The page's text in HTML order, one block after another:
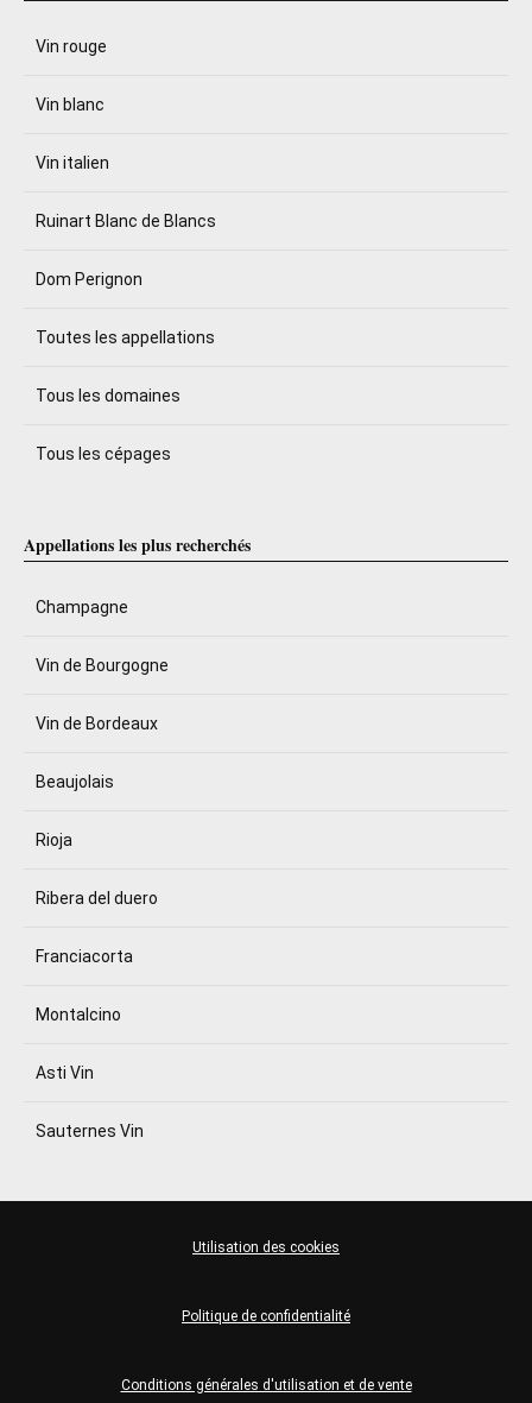
Vin rouge
Vin blanc
Vin italien
Ruinart Blanc de Blancs
Dom Perignon
Toutes les appellations
Tous les domaines
Tous les cépages
Appellations les plus recherchés
Champagne
Vin de Bourgogne
Vin de Bordeaux
Beaujolais
Rioja
Ribera del duero
Franciacorta
Montalcino
Asti Vin
Sauternes Vin
Conditions générales d'utilisation et de vente
Politique de confidentialité
Utilisation des cookies